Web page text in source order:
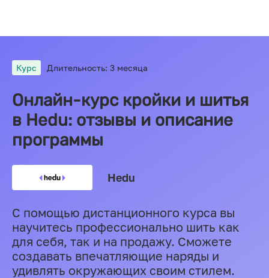
Курс Длительность: 3 месяца
Онлайн-курс кройки и шитья
в Hedu: отзывы и описание
программы
Hedu
С помощью дистанционного курса вы
научитесь профессионально шить как
для себя, так и на продажу. Сможете
создавать впечатляющие наряды и
удивлять окружающих своим стилем.